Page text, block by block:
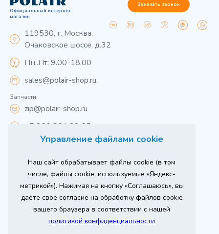
Управление файлами cookie
Наш сайт обрабатывает файлы cookie (в том
числе, файлы cookie, используемые «Яндекс-
метрикой»). Нажимая на кнопку «Соглашаюсь», вы
даете свое согласие на обработку файлов cookie
вашего браузера в соответствии с нашей
политикой конфиденциальности
Официальный интернет-
магазин
119530, г. Москва,
Очаковское шоссе, д.32
Пн..Пт: 9.00-18.00
sales@polair-shop.ru
Запчасти:
zip@polair-shop.ru
+7 800 301 33 65
Заказать звонок
Вся информация на сайте о товарах носит
справочный характер и не является публичной
офертой в соответствии с пунктом 2 статьи 437 ГК РФ.
Для получения подробной информации о наличии и
стоимости указанных товаров и (или) услуг,
пожалуйста, обращайтесь к менеджеру сайта по
телефону
При использовании материалов сайта ссылка